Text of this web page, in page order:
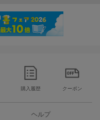
購入履歴 クーポン
ヘルプ